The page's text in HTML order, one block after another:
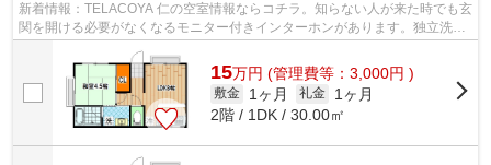
新着情報：TELACOYA 仁の空室情報ならコチラ。知らない人が来た時でも玄
関を開ける必要がなくなるモニター付きインターホンがあります。独立洗面
15万円 (管理費等：3,000円 )
敷金 1ヶ月 礼金
1ヶ月
2階 / 1DK / 30.00㎡